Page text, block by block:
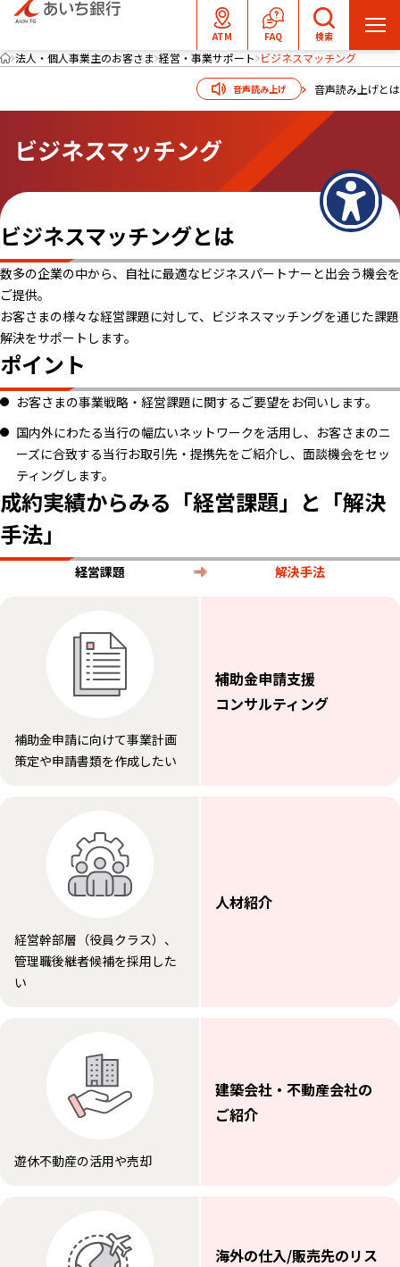
ATM FAQ 検索
メ
ニ
ー
法人・個人事業主のお客さま 経営・事業サポート ビジネスマッチング
音声読み上げ 音声読み上げとは
ビジネスマッチング
ビジネスマッチングとは
数多の企業の中から、自社に最適なビジネスパートナーと出会う機会を
ご提供。
お客さまの様々な経営課題に対して、ビジネスマッチングを通じた課題
解決をサポートします。
ポイント
お客さまの事業戦略・経営課題に関するご要望をお伺いします。
国内外にわたる当行の幅広いネットワークを活用し、お客さまのニ
ーズに合致する当行お取引先・提携先をご紹介し、面談機会をセッ
ティングします。
成約実績からみる「経営課題」と「解決
手法」
経営課題 解決手法
補助金申請に向けて事業計画
策定や申請書類を作成したい
補助金申請支援
コンサルティング
経営幹部層（役員クラス）、
管理職後継者候補を採用した
い
人材紹介
遊休不動産の活用や売却
建築会社・不動産会社の
ご紹介
海外の仕入/販売先のリス